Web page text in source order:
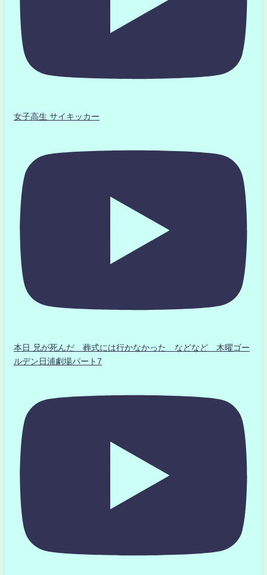
女子高生 サイキッカー
本日 兄が死んだ 葬式には行かなかった などなど 木曜ゴー
ルデン日浦劇場パート7